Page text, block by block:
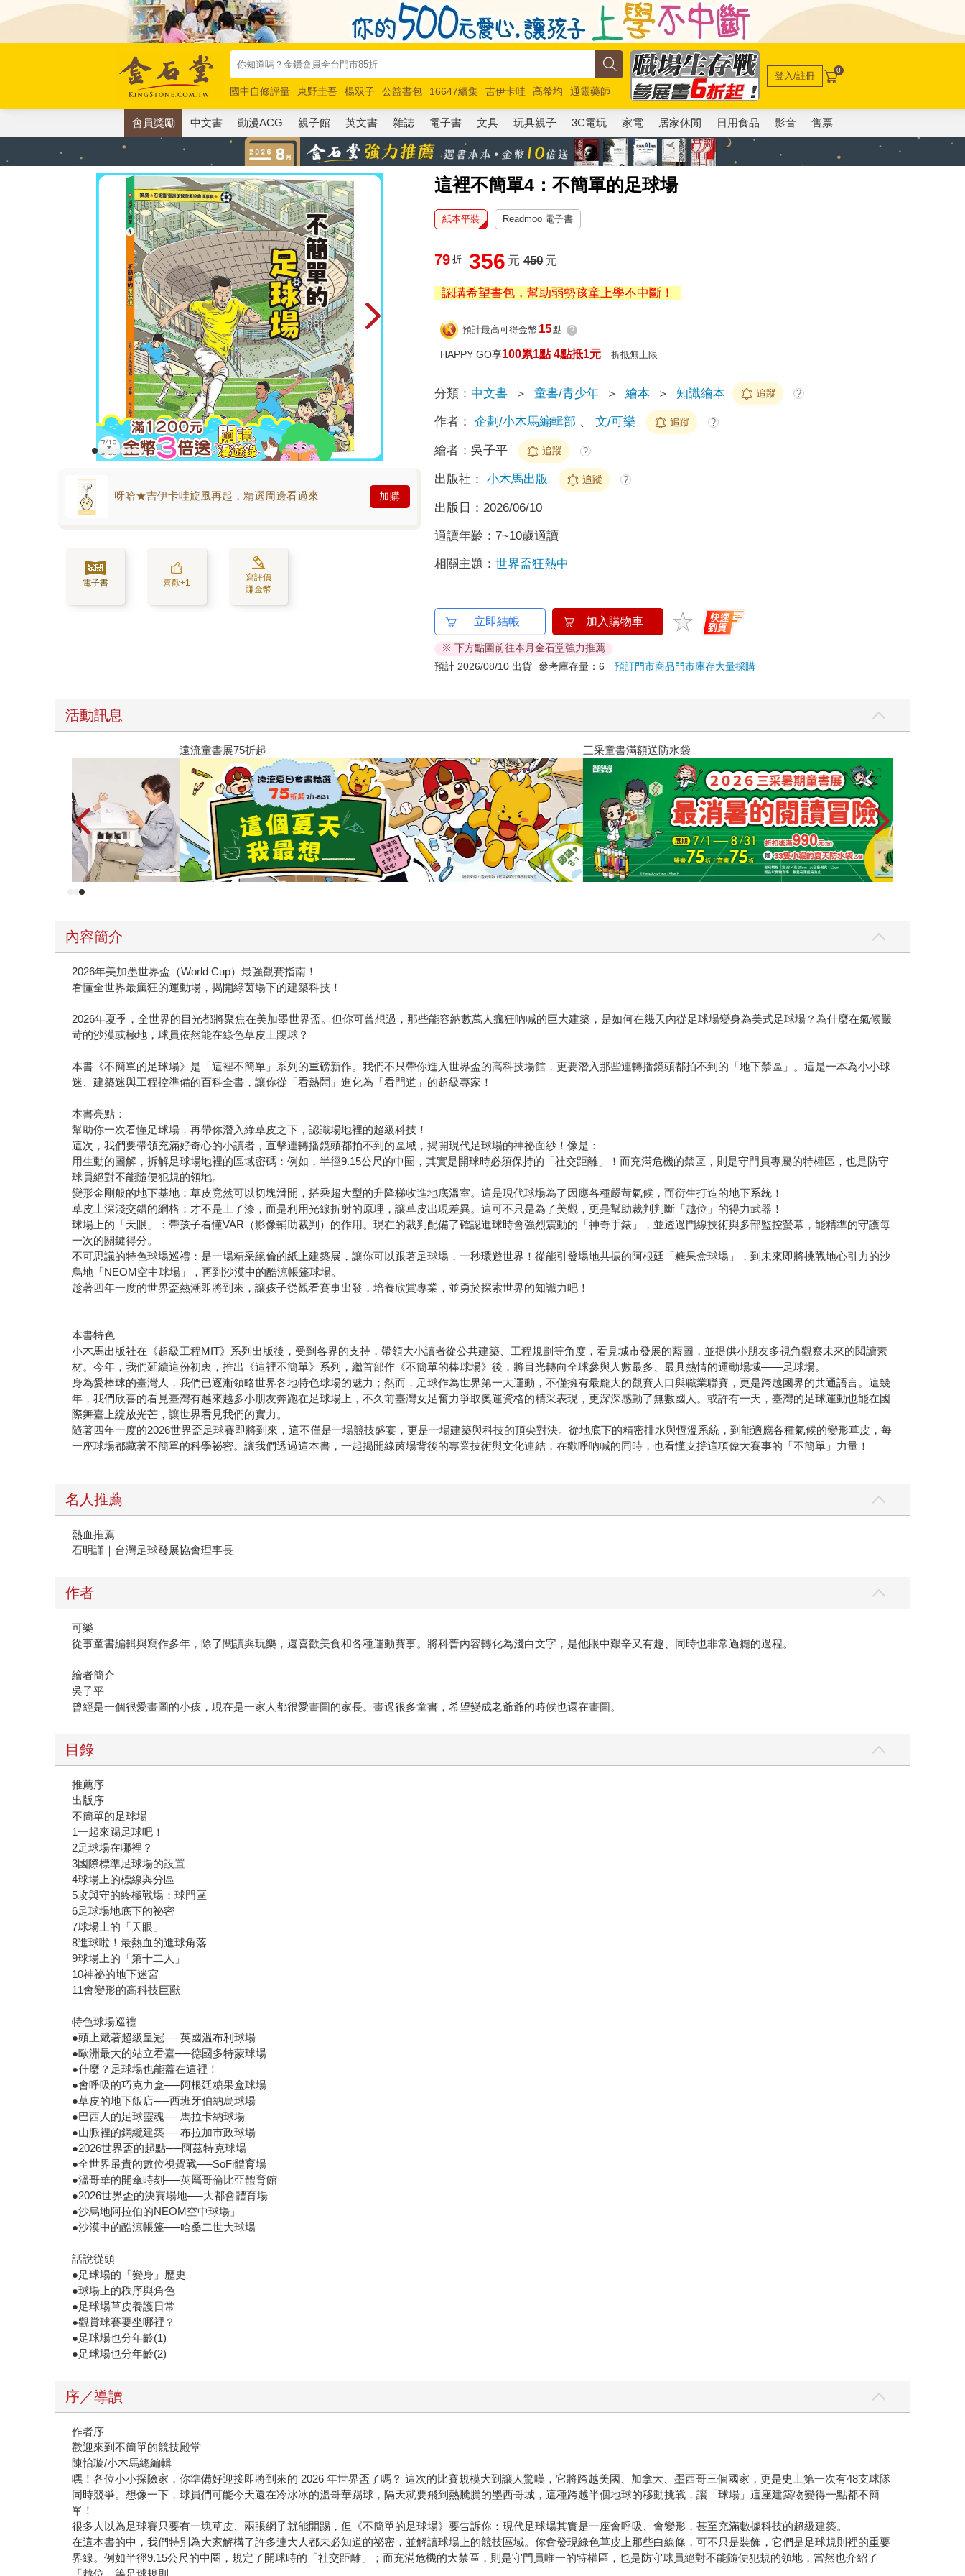
國中自修評量 東野圭吾 楊双子 公益書包 16647續集 吉伊卡哇 高希均
通靈藥師
唯紅花綻放
奧德賽 路邊攤新作 馬斯克 玩具總動員5 超慢跑
登入/註冊 0
會員獎勵 中文書 動漫ACG 親子館 英文書 雜誌 電子書 文具 玩具親子 3C電玩 家電 居家休閒 日用食品 影音 售票
這裡不簡單4：不簡單的足球場
呀哈★吉伊卡哇旋風再起，精選周邊看過來 加購
電子書 喜歡+1
寫評價
賺金幣
紙本平裝 Readmoo 電子書
79 折 356 元 450元
認購希望書包，幫助弱勢孩童上學不中斷！
預計最高可得金幣 15點 ?
HAPPY GO享100累1點 4點抵1元 折抵無上限
分類： 中文書 ＞ 童書/青少年 ＞ 繪本 ＞ 知識繪本 追蹤 ?
作者： 企劃/小木馬編輯部 、文/可樂 追蹤 ?
繪者：吳子平 追蹤 ?
出版社： 小木馬出版 追蹤 ?
出版日： 2026/06/10
適讀年齡：7~10歲適讀
相關主題：世界盃狂熱中
立即結帳 加入購物車
※ 下方點圖前往本月金石堂強力推薦
預計 2026/08/10 出貨 參考庫存量：6預訂門市商品門市庫存大量採購
活動訊息
三采童書滿額送防水袋
內容簡介
2026年美加墨世界盃（World Cup）最強觀賽指南！
看懂全世界最瘋狂的運動場，揭開綠茵場下的建築科技！
2026年夏季，全世界的目光都將聚焦在美加墨世界盃。但你可曾想過，那些能容納數萬人瘋狂吶喊的巨大建築，是如何在幾天內從足球場變身為美式足球場？為什麼在氣候嚴
苛的沙漠或極地，球員依然能在綠色草皮上踢球？
本書《不簡單的足球場》是「這裡不簡單」系列的重磅新作。我們不只帶你進入世界盃的高科技場館，更要潛入那些連轉播鏡頭都拍不到的「地下禁區」。這是一本為小小球
迷、建築迷與工程控準備的百科全書，讓你從「看熱鬧」進化為「看門道」的超級專家！
本書亮點：
幫助你一次看懂足球場，再帶你潛入綠草皮之下，認識場地裡的超級科技！
這次，我們要帶領充滿好奇心的小讀者，直擊連轉播鏡頭都拍不到的區域，揭開現代足球場的神祕面紗！像是：
用生動的圖解，拆解足球場地裡的區域密碼：例如，半徑9.15公尺的中圈，其實是開球時必須保持的「社交距離」！而充滿危機的禁區，則是守門員專屬的特權區，也是防守
球員絕對不能隨便犯規的領地。
變形金剛般的地下基地：草皮竟然可以切塊滑開，搭乘超大型的升降梯收進地底溫室。這是現代球場為了因應各種嚴苛氣候，而衍生打造的地下系統！
草皮上深淺交錯的網格：才不是上了漆，而是利用光線折射的原理，讓草皮出現差異。這可不只是為了美觀，更是幫助裁判判斷「越位」的得力武器！
球場上的「天眼」：帶孩子看懂VAR（影像輔助裁判）的作用。現在的裁判配備了確認進球時會強烈震動的「神奇手錶」，並透過門線技術與多部監控螢幕，能精準的守護每
一次的關鍵得分。
不可思議的特色球場巡禮：是一場精采絕倫的紙上建築展，讓你可以跟著足球場，一秒環遊世界！從能引發場地共振的阿根廷「糖果盒球場」，到未來即將挑戰地心引力的沙
烏地「NEOM空中球場」，再到沙漠中的酷涼帳篷球場。
趁著四年一度的世界盃熱潮即將到來，讓孩子從觀看賽事出發，培養欣賞專業，並勇於探索世界的知識力吧！
本書特色
小木馬出版社在《超級工程MIT》系列出版後，受到各界的支持，帶領大小讀者從公共建築、工程規劃等角度，看見城市發展的藍圖，並提供小朋友多視角觀察未來的閱讀素
材。今年，我們延續這份初衷，推出《這裡不簡單》系列，繼首部作《不簡單的棒球場》後，將目光轉向全球參與人數最多、最具熱情的運動場域——足球場。
身為愛棒球的臺灣人，我們已逐漸領略世界各地特色球場的魅力；然而，足球作為世界第一大運動，不僅擁有最龐大的觀賽人口與職業聯賽，更是跨越國界的共通語言。這幾
年，我們欣喜的看見臺灣有越來越多小朋友奔跑在足球場上，不久前臺灣女足奮力爭取奧運資格的精采表現，更深深感動了無數國人。或許有一天，臺灣的足球運動也能在國
際舞臺上綻放光芒，讓世界看見我們的實力。
隨著四年一度的2026世界盃足球賽即將到來，這不僅是一場競技盛宴，更是一場建築與科技的頂尖對決。從地底下的精密排水與恆溫系統，到能適應各種氣候的變形草皮，每
一座球場都藏著不簡單的科學祕密。讓我們透過這本書，一起揭開綠茵場背後的專業技術與文化連結，在歡呼吶喊的同時，也看懂支撐這項偉大賽事的「不簡單」力量！
名人推薦
熱血推薦
石明謹｜台灣足球發展協會理事長
作者
可樂
從事童書編輯與寫作多年，除了閱讀與玩樂，還喜歡美食和各種運動賽事。將科普內容轉化為淺白文字，是他眼中艱辛又有趣、同時也非常過癮的過程。
繪者簡介
吳子平
曾經是一個很愛畫圖的小孩，現在是一家人都很愛畫圖的家長。畫過很多童書，希望變成老爺爺的時候也還在畫圖。
目錄
推薦序
出版序
不簡單的足球場
1一起來踢足球吧！
2足球場在哪裡？
3國際標準足球場的設置
4球場上的標線與分區
5攻與守的終極戰場：球門區
6足球場地底下的祕密
7球場上的「天眼」
8進球啦！最熱血的進球角落
9球場上的「第十二人」
10神祕的地下迷宮
11會變形的高科技巨獸
特色球場巡禮
●頭上戴著超級皇冠──英國溫布利球場
●歐洲最大的站立看臺──德國多特蒙球場
●什麼？足球場也能蓋在這裡！
●會呼吸的巧克力盒──阿根廷糖果盒球場
●草皮的地下飯店──西班牙伯納烏球場
●巴西人的足球靈魂──馬拉卡納球場
●山脈裡的鋼纜建築──布拉加市政球場
●2026世界盃的起點──阿茲特克球場
●全世界最貴的數位視覺戰──SoFi體育場
●溫哥華的開傘時刻──英屬哥倫比亞體育館
●2026世界盃的決賽場地──大都會體育場
●沙烏地阿拉伯的NEOM空中球場」
●沙漠中的酷涼帳篷──哈桑二世大球場
話說從頭
●足球場的「變身」歷史
●球場上的秩序與角色
●足球場草皮養護日常
●觀賞球賽要坐哪裡？
●足球場也分年齡(1)
●足球場也分年齡(2)
序／導讀
作者序
歡迎來到不簡單的競技殿堂
陳怡璇/小木馬總編輯
嘿！各位小小探險家，你準備好迎接即將到來的 2026 年世界盃了嗎？ 這次的比賽規模大到讓人驚嘆，它將跨越美國、加拿大、墨西哥三個國家，更是史上第一次有48支球隊
同時競爭。想像一下，球員們可能今天還在冷冰冰的溫哥華踢球，隔天就要飛到熱騰騰的墨西哥城，這種跨越半個地球的移動挑戰，讓「球場」這座建築物變得一點都不簡
單！
很多人以為足球賽只要有一塊草皮、兩張網子就能開踢，但《不簡單的足球場》要告訴你：現代足球場其實是一座會呼吸、會變形，甚至充滿數據科技的超級建築。
在這本書的中，我們特別為大家解構了許多連大人都未必知道的祕密，並解讀球場上的競技區域。你會發現綠色草皮上那些白線條，可不只是裝飾，它們是足球規則裡的重要
界線。例如半徑9.15公尺的中圈，規定了開球時的「社交距離」；而充滿危機的大禁區，則是守門員唯一的特權區，也是防守球員絕對不能隨便犯規的領地，當然也介紹了
「越位」等足球規則。